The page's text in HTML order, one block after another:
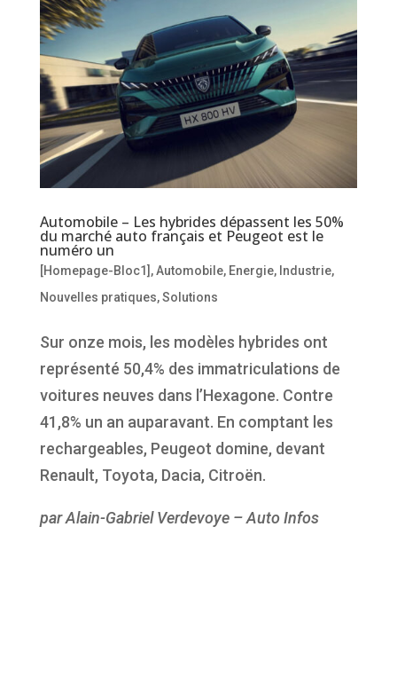
Automobile – Les hybrides dépassent les 50%
du marché auto français et Peugeot est le
numéro un
[Homepage-Bloc1] ,Automobile, Energie, Industrie,
Nouvelles pratiques,Solutions
Sur onze mois, les modèles hybrides ont
représenté 50,4% des immatriculations de
voitures neuves dans l’Hexagone. Contre
41,8% un an auparavant. En comptant les
rechargeables, Peugeot domine, devant
Renault, Toyota, Dacia, Citroën.
par Alain-Gabriel Verdevoye – Auto Infos